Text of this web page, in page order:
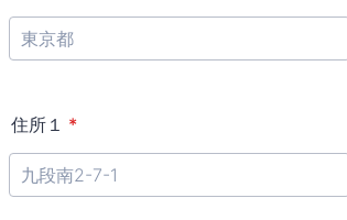
住所１ *